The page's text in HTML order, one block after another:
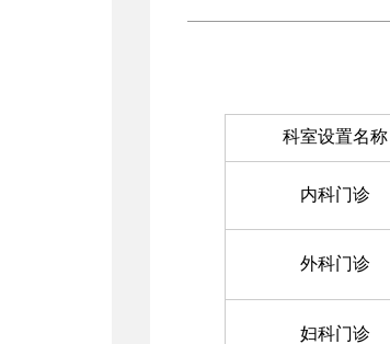
科室设置名称
内科门诊
外科门诊
妇科门诊